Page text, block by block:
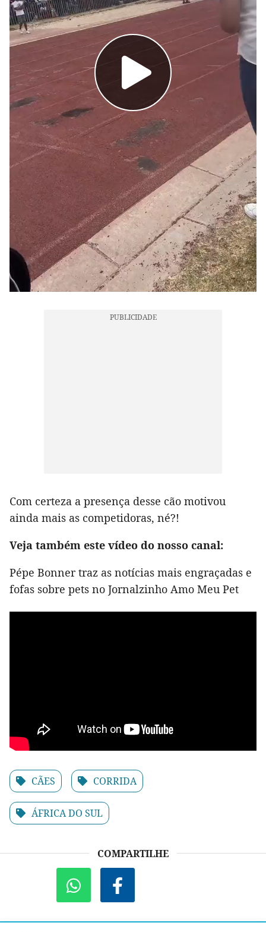
Com certeza a presença desse cão motivou
ainda mais as competidoras, né?!
Veja também este vídeo do nosso canal:
Pépe Bonner traz as notícias mais engraçadas e
fofas sobre pets no Jornalzinho Amo Meu Pet
CÃES CORRIDA
ÁFRICA DO SUL
COMPARTILHE